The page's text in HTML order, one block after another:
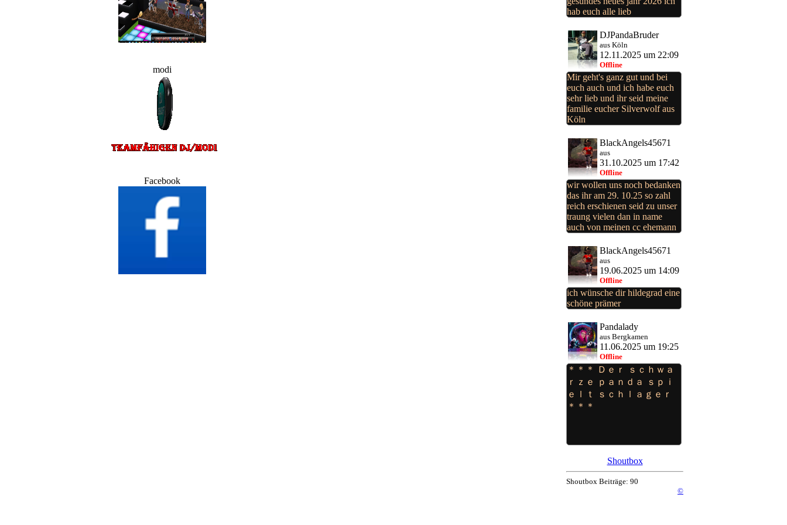
modi
Facebook
hab euch alle lieb
DJPandaBruder
aus Köln
12.11.2025 um 22:09
Offline
Mir geht's ganz gut und bei
euch auch und ich habe euch
sehr lieb und ihr seid meine
familie eucher Silverwolf aus
Köln
BlackAngels45671
aus
31.10.2025 um 17:42
Offline
wir wollen uns noch bedanken
das ihr am 29. 10.25 so zahl
reich erschienen seid zu unser
traung vielen dan in name
auch von meinen cc ehemann
BlackAngels45671
aus
19.06.2025 um 14:09
Offline
ich wünsche dir hildegrad eine
schöne prämer
Pandalady
aus Bergkamen
11.06.2025 um 19:25
Offline
＊＊＊ Ｄｅｒ ｓｃｈｗａ
ｒｚｅ ｐａｎｄａ ｓｐｉ
ｅｌｔ ｓｃｈｌａｇｅｒ
＊＊＊
Shoutbox
Shoutbox Beiträge: 90
©